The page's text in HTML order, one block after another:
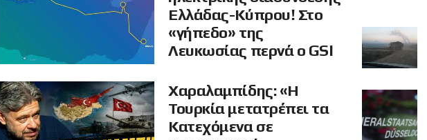
Ελλάδας-Κύπρου! Στο
«γήπεδο» της
Λευκωσίας περνά ο GSI
Χαραλαμπίδης: «Η
Τουρκία μετατρέπει τα
Κατεχόμενα σε